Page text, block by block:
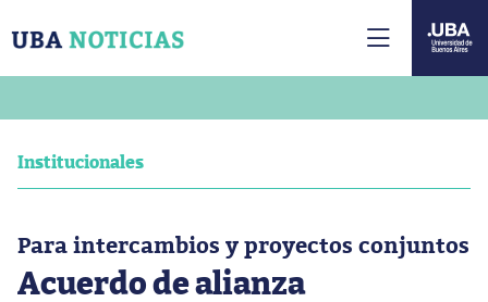
Institucionales
Para intercambios y proyectos conjuntos
Acuerdo de alianza